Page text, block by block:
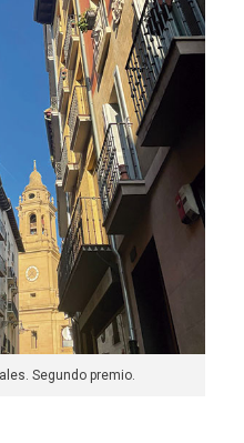
Segundo premio.